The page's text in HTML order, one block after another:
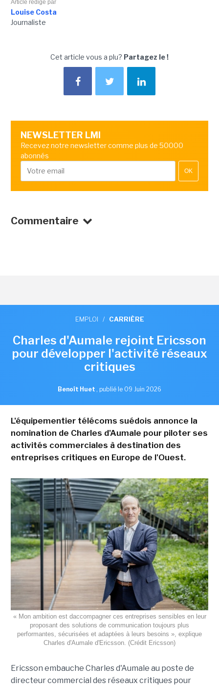
Article rédigé par
Louise Costa
Journaliste
Cet article vous a plu? Partagez le !
NEWSLETTER LMI
Recevez notre newsletter comme plus de 50000
abonnés
OK
Commentaire
EMPLOI / CARRIÈRE
Charles d'Aumale rejoint Ericsson
pour développer l'activité réseaux
critiques
Benoît Huet , publié le 09 Juin 2026
L'équipementier télécoms suédois annonce la
nomination de Charles d'Aumale pour piloter ses
activités commerciales à destination des
entreprises critiques en Europe de l'Ouest.
« Mon ambition est daccompagner ces entreprises sensibles en leur
proposant des solutions de communication toujours plus
performantes, sécurisées et adaptées à leurs besoins », explique
Charles d'Aumale d'Ericsson. (Crédit Ericsson)
Ericsson embauche Charles d'Aumale au poste de
directeur commercial des réseaux critiques pour